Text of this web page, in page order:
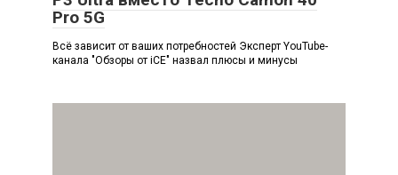
Pro 5G
Всё зависит от ваших потребностей Эксперт YouTube-
канала "Обзоры от iCE" назвал плюсы и минусы